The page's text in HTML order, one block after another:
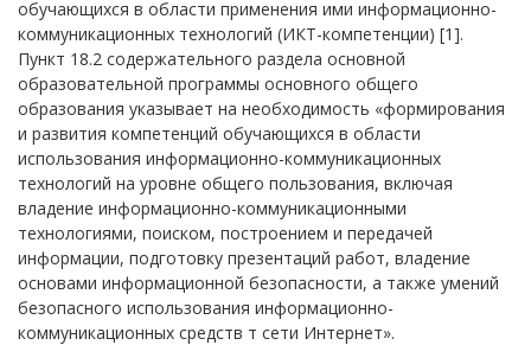
обучающихся в области применения ими информационно-
коммуникационных технологий (ИКТ-компетенции) [1].
Пункт 18.2 содержательного раздела основной
образовательной программы основного общего
образования указывает на необходимость «формирования
и развития компетенций обучающихся в области
использования информационно-коммуникационных
технологий на уровне общего пользования, включая
владение информационно-коммуникационными
технологиями, поиском, построением и передачей
информации, подготовку презентаций работ, владение
основами информационной безопасности, а также умений
безопасного использования информационно-
коммуникационных средств т сети Интернет».